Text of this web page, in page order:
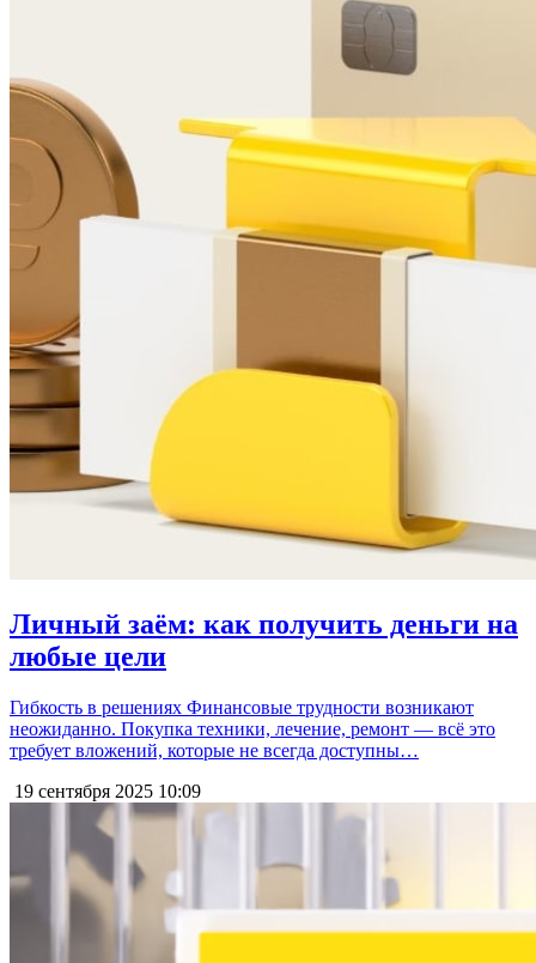
Личный заём: как получить деньги на
любые цели
Гибкость в решениях Финансовые трудности возникают
неожиданно. Покупка техники, лечение, ремонт — всё это
требует вложений, которые не всегда доступны…
19 сентября 2025 10:09